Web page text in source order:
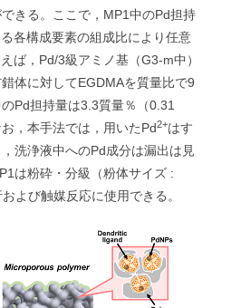
できる。ここで，MP1中のPd担持
各構成要素の組成比により任意
ば，Pd/3級アミノ基（G3-m中）
錯体に対してEGDMAを質量比で9
Pd担持量は3.3質量％（0.31
，本手法では，用いたPd2+はす
洗浄液中へのPd成分は漏出は見
は粉砕・分級（粉体サイズ :
よび触媒反応に使用できる。